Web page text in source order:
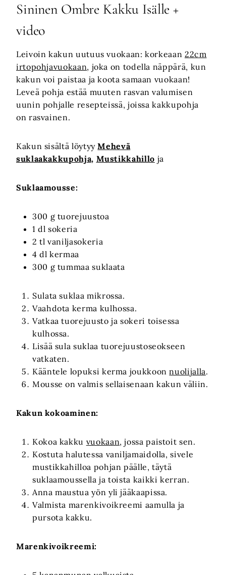
Sininen Ombre Kakku Isälle +
video
Leivoin kakun uutuus vuokaan: korkeaan 22cm
irtopohjavuokaan, joka on todella näppärä, kun
kakun voi paistaa ja koota samaan vuokaan!
Leveä pohja estää muuten rasvan valumisen
uunin pohjalle resepteissä, joissa kakkupohja
on rasvainen.
Kakun sisältä löytyyMehevä
suklaakakkupohja, Mustikkahillo ja
Suklaamousse:
300 g tuorejuustoa
1 dl sokeria
2 tl vaniljasokeria
4 dl kermaa
300 g tummaa suklaata
Sulata suklaa mikrossa.
Vaahdota kerma kulhossa.
Vatkaa tuorejuusto ja sokeri toisessa
kulhossa.
Lisää sula suklaa tuorejuustoseokseen
vatkaten.
Kääntele lopuksi kerma joukkoonnuolijalla.
Mousse on valmis sellaisenaan kakun väliin.
Kakun kokoaminen:
Kokoa kakku vuokaan, jossa paistoit sen.
Kostuta halutessa vaniljamaidolla, sivele
mustikkahilloa pohjan päälle, täytä
suklaamoussella ja toista kaikki kerran.
Anna maustua yön yli jääkaapissa.
Valmista marenkivoikreemi aamulla ja
pursota kakku.
Marenkivoikreemi: